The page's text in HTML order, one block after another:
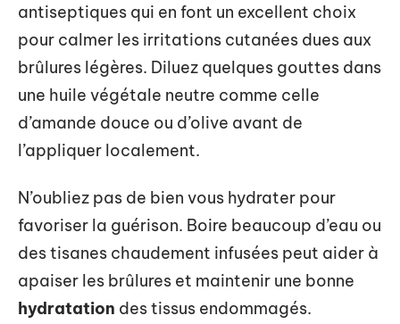
antiseptiques qui en font un excellent choix
pour calmer les irritations cutanées dues aux
brûlures légères. Diluez quelques gouttes dans
une huile végétale neutre comme celle
d’amande douce ou d’olive avant de
l’appliquer localement.
N’oubliez pas de bien vous hydrater pour
favoriser la guérison. Boire beaucoup d’eau ou
des tisanes chaudement infusées peut aider à
apaiser les brûlures et maintenir une bonne
hydratation des tissus endommagés.